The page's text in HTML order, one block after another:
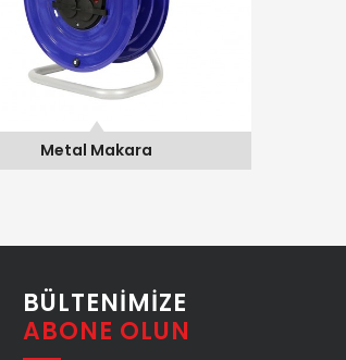
Metal Makara
BÜLTENIMIZE
ABONE OLUN